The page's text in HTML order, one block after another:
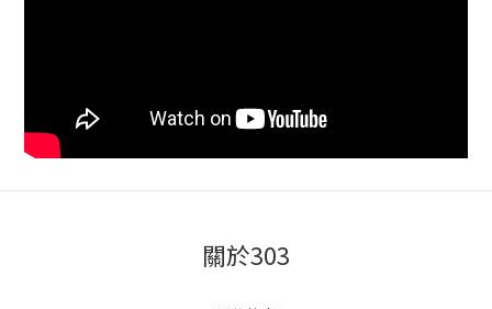
關於303